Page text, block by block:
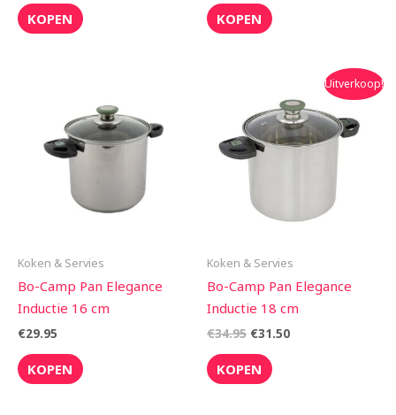
KOPEN KOPEN
Koken & Servies
Bo-Camp Pan Elegance
Inductie 16 cm
€29.95
KOPEN
Uitverkoop!
Koken & Servies
Bo-Camp Pan Elegance
Inductie 18 cm
€34.95
Oorspronkelijke
was:
€34.95.
€31.50
Huidige
is:
€31.50.
KOPEN